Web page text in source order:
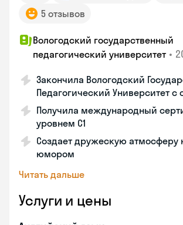
5 отзывов
Вологодский государственный
педагогический университет •
Закончила Вологодский
Педагогический Университет с
Получила международный
уровнем C1
Создает дружескую атмосферу
юмором
Читать дальше
Услуги и цены